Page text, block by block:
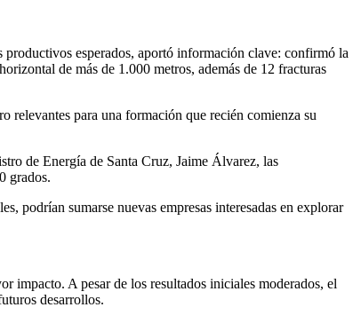
esperados, aportó información clave: confirmó la
de más de 1.000 metros, además de 12 fracturas
relevantes para una formación que recién comienza su
de Energía de Santa Cruz, Jaime Álvarez, las
grados.
podrían sumarse nuevas empresas interesadas en explorar
impacto. A pesar de los resultados iniciales moderados, el
desarrollos.